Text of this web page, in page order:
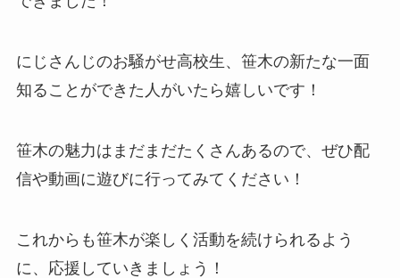
にじさんじのお騒がせ高校生、笹木の新たな一面
知ることができた人がいたら嬉しいです！
笹木の魅力はまだまだたくさんあるので、ぜひ配
信や動画に遊びに行ってみてください！
これからも笹木が楽しく活動を続けられるよう
に、応援していきましょう！